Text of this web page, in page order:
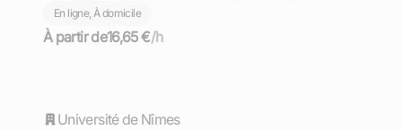
obtenu). 1 an d'expérience dans le milieu éducatif.
En ligne, À domicile
À partir de16,65 €/h
Répond rapidement
Université de Nîmes